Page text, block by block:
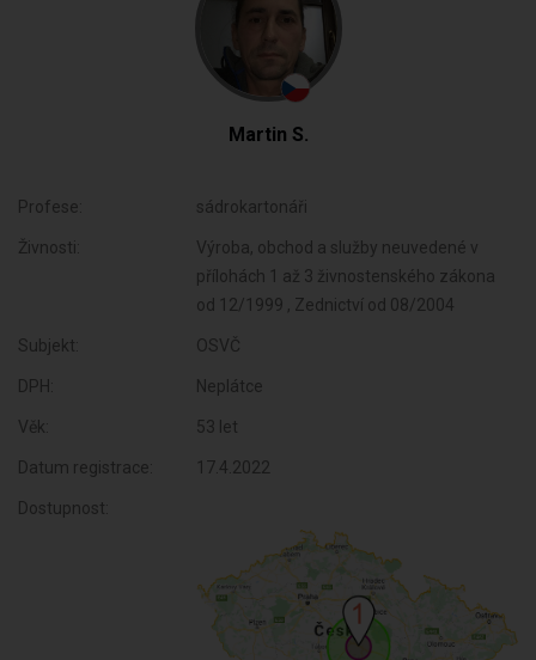
Martin S.
Profese: sádrokartonáři
Živnosti:
Výroba, obchod a služby neuvedené v
přílohách 1 až 3 živnostenského zákona
od 12/1999 , Zednictví od 08/2004
Subjekt: OSVČ
DPH: Neplátce
Věk: 53 let
Datum registrace: 17.4.2022
Dostupnost: